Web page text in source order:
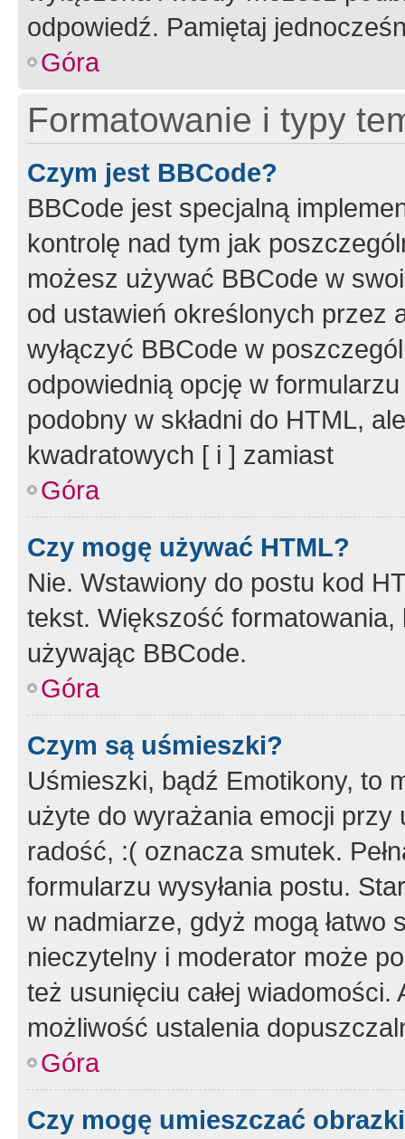
odpowiedź. Pamiętaj
Góra
Formatowanie i typy
Czym jest BBCode?
BBCode jest specjalną
kontrolę nad tym jak
możesz używać BBCode w
od ustawień określonych przez
wyłączyć BBCode w
odpowiednią opcję w
podobny w składni do HTML,
kwadratowych [ i ] zamiast
Góra
Czy mogę używać HTML?
Nie. Wstawiony do postu kod
tekst. Większość
używając BBCode.
Góra
Czym są uśmieszki?
Uśmieszki, bądź Emotikony, to
użyte do wyrażania emocji
radość, :( oznacza smutek.
formularzu wysyłania postu.
w nadmiarze, gdyż mogą
nieczytelny i moderator może
też usunięciu całej
możliwość ustalenia
Góra
Czy mogę umieszczać